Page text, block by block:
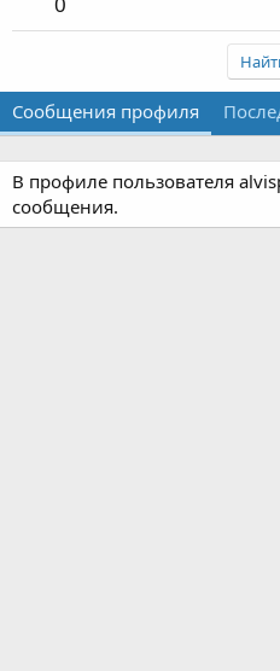
Сообщения профиля
В профиле пользователя
сообщения.